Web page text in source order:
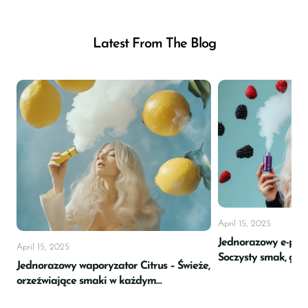
Odkryj ekscytujące smaki
Raze Vape
Dla vaperów szukających czegoś nowego i
pysznego,Raze Vape
oferuje świat
smakowitych możliwości. Z gamą obejmującą
klasyczne owoce po odważne fuzje, te smaki
zostały stworzone dla maksymalnej
satysfakcji. Ulubione, takie jak soczysty
Watermelon Ice, słodki Blueberry Razz,
kremowy Lush Ice i lodowaty Cool Mint,
szybko stały się wyborem dla tych, którzy chcą
Latest From The Blog
April 15, 2025
Jednorazowy waporyzator Citrus – Świeże,
orzeźwiające smaki w każdym
April 15, 2025
Jednorazowy e-
Soczysty smak,